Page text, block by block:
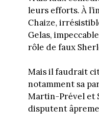
leurs efforts. À
Chaize,
Gelas,
rôle de faux
Mais il faudrait
notamment sa
Martin-Prével et
disputent